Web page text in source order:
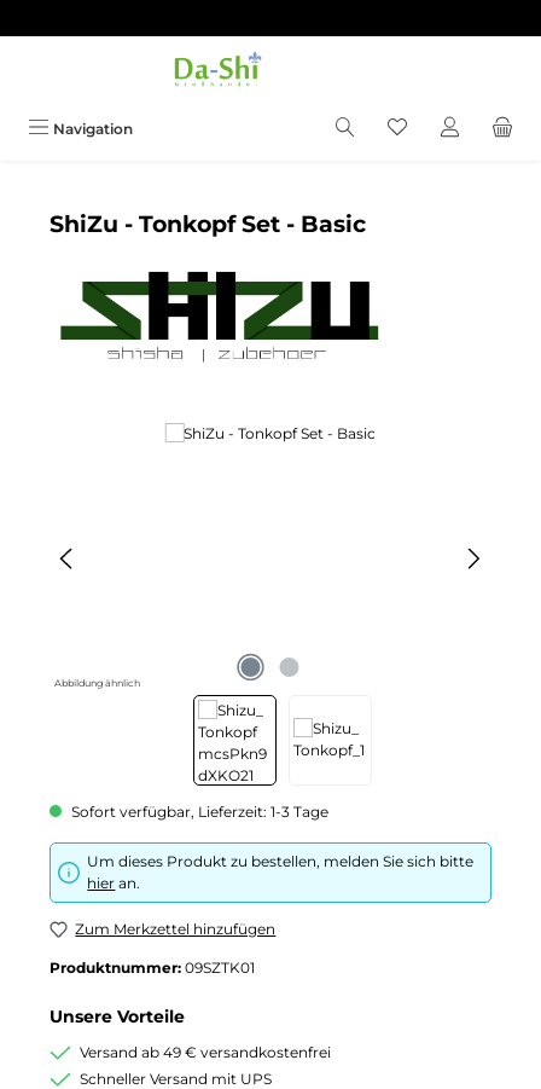
Navigation Du hast 0
ShiZu - Tonkopf Set - Basic
Bildergalerie überspringen
Abbildung ähnlich
Sofort verfügbar, Lieferzeit: 1-3 Tage
Um dieses Produkt zu bestellen, melden Sie sich bitte
hier an.
Zum Merkzettel hinzufügen
Produktnummer: 09SZTK01
Unsere Vorteile
Versand ab 49 € versandkostenfrei
Schneller Versand mit UPS